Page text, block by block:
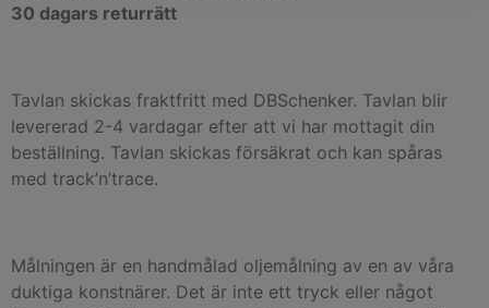
30 dagars returrätt
Tavlan skickas fraktfritt med DBSchenker. Tavlan blir
levererad 2-4 vardagar efter att vi har mottagit din
beställning. Tavlan skickas försäkrat och kan spåras
med track’n’trace.
Målningen är en handmålad oljemålning av en av våra
duktiga konstnärer. Det är inte ett tryck eller något